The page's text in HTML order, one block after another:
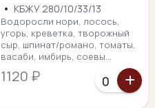
• КБЖУ 280/10/33/13
Водоросли нори, лосось,
угорь, креветка, творожный
сыр, шпинат/романо, томаты,
васаби, имбирь, соевы...
1120 ₽